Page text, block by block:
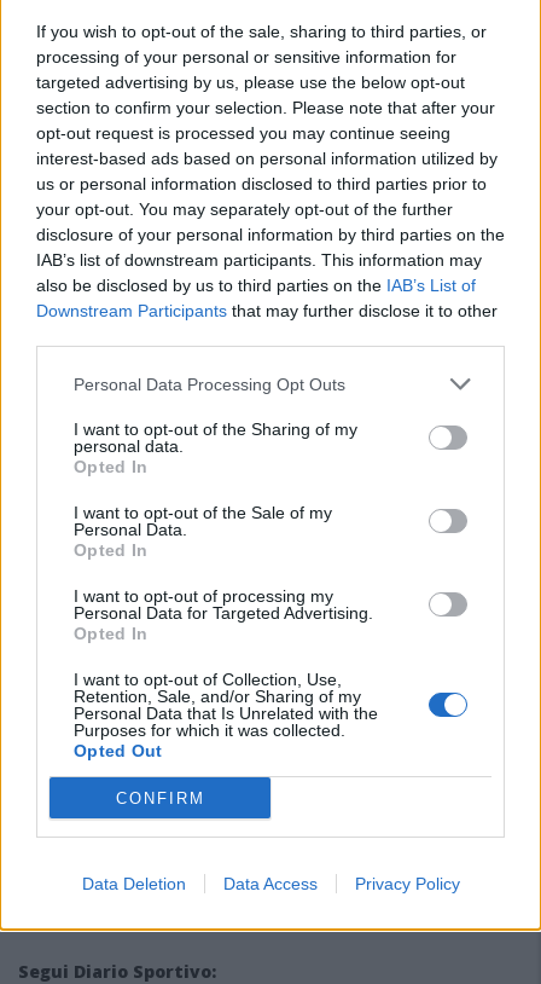
If you wish to opt-out of the sale, sharing to third parties, or
processing of your personal or sensitive information for
targeted advertising by us, please use the below opt-out
section to confirm your selection. Please note that after your
opt-out request is processed you may continue seeing
interest-based ads based on personal information utilized by
us or personal information disclosed to third parties prior to
your opt-out. You may separately opt-out of the further
disclosure of your personal information by third parties on the
IAB’s list of downstream participants. This information may
also be disclosed by us to third parties on the IAB’s List of
Downstream Participants that may further disclose it to other
Personal Data Processing Opt Outs
I want to opt-out of the Sharing of my
personal data.
Opted In
I want to opt-out of the Sale of my
Personal Data.
Opted In
I want to opt-out of processing my
Personal Data for Targeted Advertising.
Opted In
I want to opt-out of Collection, Use,
Retention, Sale, and/or Sharing of my
Personal Data that Is Unrelated with the
Purposes for which it was collected.
Opted Out
CONFIRM
Data Deletion Data Access Privacy Policy
5 Ago 2026
Le 5 sarde ancora nel girone G con 8 squadre
laziali, 4 campane e la novità dei molisani del
Venafro
6 Ago 2026
Anche il Fasano out e le ammissioni salgono
a sei, l'Ilva è la prima società tra le non
ripescate
5 Ago 2026
finale con i derby a Cagliari, Sassari e
5 Ago 2026
Coppa Italia: gli accoppiamenti degli ottavi
5 Ago 2026
Segui Diario Sportivo: